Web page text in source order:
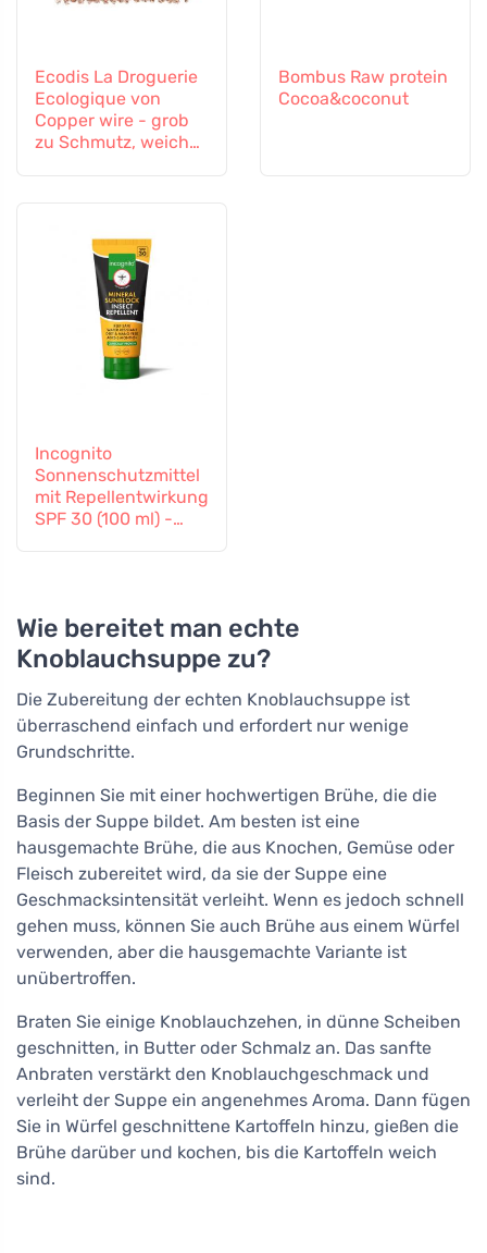
Ecodis La Droguerie
Ecologique von
Copper wire - grob
zu Schmutz, weich
Bombus Raw protein
Cocoa&coconut
Incognito
Sonnenschutzmittel
mit Repellentwirkung
SPF 30 (100 ml) -
Wie bereitet man echte
Knoblauchsuppe zu?
Die Zubereitung der echten Knoblauchsuppe ist
überraschend einfach und erfordert nur wenige
Grundschritte.
Beginnen Sie mit einer hochwertigen Brühe, die die
Basis der Suppe bildet. Am besten ist eine
hausgemachte Brühe, die aus Knochen, Gemüse oder
Fleisch zubereitet wird, da sie der Suppe eine
Geschmacksintensität verleiht. Wenn es jedoch schnell
gehen muss, können Sie auch Brühe aus einem Würfel
verwenden, aber die hausgemachte Variante ist
unübertroffen.
Braten Sie einige Knoblauchzehen, in dünne Scheiben
geschnitten, in Butter oder Schmalz an. Das sanfte
Anbraten verstärkt den Knoblauchgeschmack und
verleiht der Suppe ein angenehmes Aroma. Dann fügen
Sie in Würfel geschnittene Kartoffeln hinzu, gießen die
Brühe darüber und kochen, bis die Kartoffeln weich
sind.